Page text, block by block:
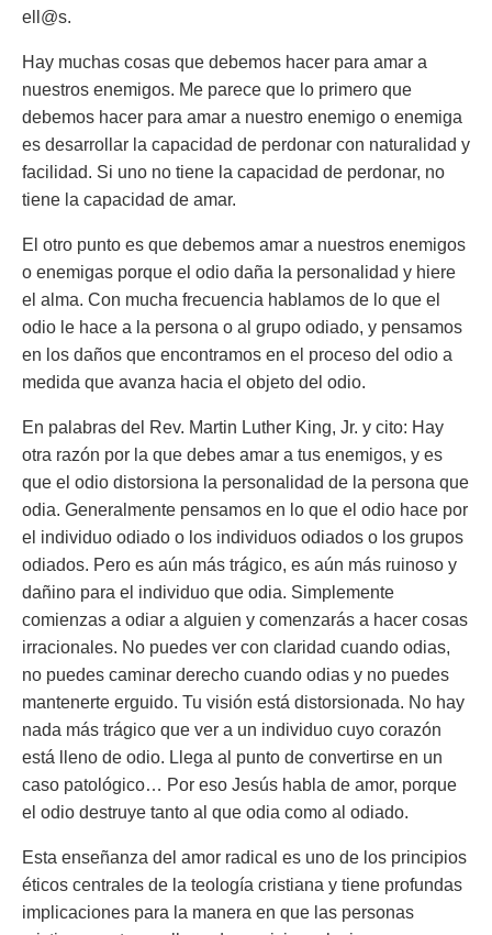
ell@s.
Hay muchas cosas que debemos hacer para amar a
nuestros enemigos. Me parece que lo primero que
debemos hacer para amar a nuestro enemigo o enemiga
es desarrollar la capacidad de perdonar con naturalidad y
facilidad. Si uno no tiene la capacidad de perdonar, no
tiene la capacidad de amar.
El otro punto es que debemos amar a nuestros enemigos
o enemigas porque el odio daña la personalidad y hiere
el alma. Con mucha frecuencia hablamos de lo que el
odio le hace a la persona o al grupo odiado, y pensamos
en los daños que encontramos en el proceso del odio a
medida que avanza hacia el objeto del odio.
En palabras del Rev. Martin Luther King, Jr. y cito: Hay
otra razón por la que debes amar a tus enemigos, y es
que el odio distorsiona la personalidad de la persona que
odia. Generalmente pensamos en lo que el odio hace por
el individuo odiado o los individuos odiados o los grupos
odiados. Pero es aún más trágico, es aún más ruinoso y
dañino para el individuo que odia. Simplemente
comienzas a odiar a alguien y comenzarás a hacer cosas
irracionales. No puedes ver con claridad cuando odias,
no puedes caminar derecho cuando odias y no puedes
mantenerte erguido. Tu visión está distorsionada. No hay
nada más trágico que ver a un individuo cuyo corazón
está lleno de odio. Llega al punto de convertirse en un
caso patológico… Por eso Jesús habla de amor, porque
el odio destruye tanto al que odia como al odiado.
Esta enseñanza del amor radical es uno de los principios
éticos centrales de la teología cristiana y tiene profundas
implicaciones para la manera en que las personas